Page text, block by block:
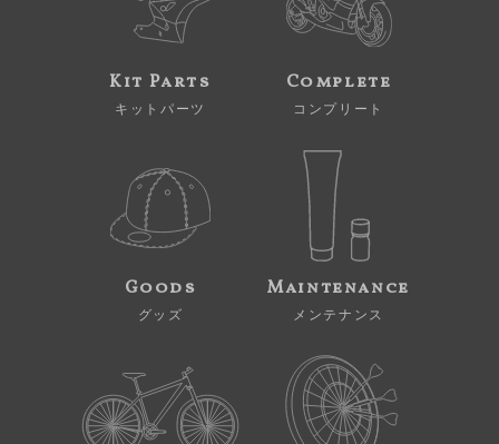
Kit Parts
キットパーツ
Complete
コンプリート
Goods
グッズ
Maintenance
メンテナンス